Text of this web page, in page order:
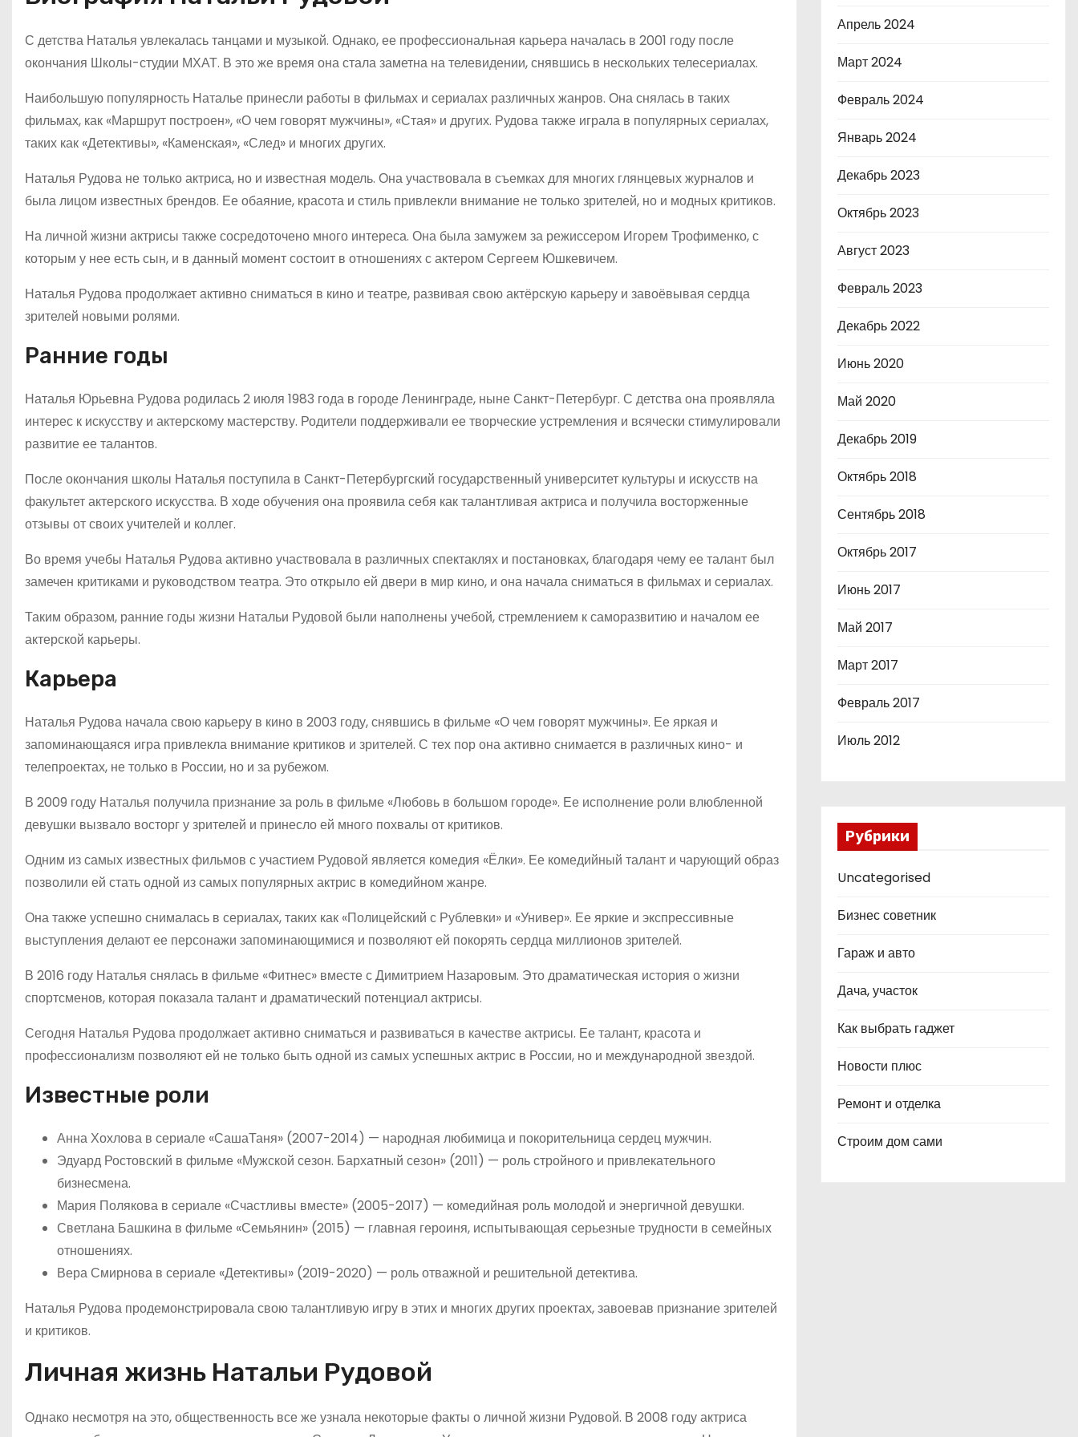
С детства Наталья увлекалась танцами и музыкой. Однако, ее профессиональная карьера началась в 2001 году после
окончания Школы-студии МХАТ. В это же время она стала заметна на телевидении, снявшись в нескольких телесериалах.
Наибольшую популярность Наталье принесли работы в фильмах и сериалах различных жанров. Она снялась в таких
фильмах, как «Маршрут построен», «О чем говорят мужчины», «Стая» и других. Рудова также играла в популярных сериалах,
таких как «Детективы», «Каменская», «След» и многих других.
Наталья Рудова не только актриса, но и известная модель. Она участвовала в съемках для многих глянцевых журналов и
была лицом известных брендов. Ее обаяние, красота и стиль привлекли внимание не только зрителей, но и модных критиков.
На личной жизни актрисы также сосредоточено много интереса. Она была замужем за режиссером Игорем Трофименко, с
которым у нее есть сын, и в данный момент состоит в отношениях с актером Сергеем Юшкевичем.
Наталья Рудова продолжает активно сниматься в кино и театре, развивая свою актёрскую карьеру и завоёвывая сердца
зрителей новыми ролями.
Ранние годы
Наталья Юрьевна Рудова родилась 2 июля 1983 года в городе Ленинграде, ныне Санкт-Петербург. С детства она проявляла
интерес к искусству и актерскому мастерству. Родители поддерживали ее творческие устремления и всячески стимулировали
развитие ее талантов.
После окончания школы Наталья поступила в Санкт-Петербургский государственный университет культуры и искусств на
факультет актерского искусства. В ходе обучения она проявила себя как талантливая актриса и получила восторженные
отзывы от своих учителей и коллег.
Во время учебы Наталья Рудова активно участвовала в различных спектаклях и постановках, благодаря чему ее талант был
замечен критиками и руководством театра. Это открыло ей двери в мир кино, и она начала сниматься в фильмах и сериалах.
Таким образом, ранние годы жизни Натальи Рудовой были наполнены учебой, стремлением к саморазвитию и началом ее
актерской карьеры.
Карьера
Наталья Рудова начала свою карьеру в кино в 2003 году, снявшись в фильме «О чем говорят мужчины». Ее яркая и
запоминающаяся игра привлекла внимание критиков и зрителей. С тех пор она активно снимается в различных кино- и
телепроектах, не только в России, но и за рубежом.
В 2009 году Наталья получила признание за роль в фильме «Любовь в большом городе». Ее исполнение роли влюбленной
девушки вызвало восторг у зрителей и принесло ей много похвалы от критиков.
Одним из самых известных фильмов с участием Рудовой является комедия «Ёлки». Ее комедийный талант и чарующий образ
позволили ей стать одной из самых популярных актрис в комедийном жанре.
Она также успешно снималась в сериалах, таких как «Полицейский с Рублевки» и «Универ». Ее яркие и экспрессивные
выступления делают ее персонажи запоминающимися и позволяют ей покорять сердца миллионов зрителей.
В 2016 году Наталья снялась в фильме «Фитнес» вместе с Димитрием Назаровым. Это драматическая история о жизни
спортсменов, которая показала талант и драматический потенциал актрисы.
Сегодня Наталья Рудова продолжает активно сниматься и развиваться в качестве актрисы. Ее талант, красота и
профессионализм позволяют ей не только быть одной из самых успешных актрис в России, но и международной звездой.
Известные роли
Анна Хохлова в сериале «СашаТаня» (2007-2014) — народная любимица и покорительница сердец мужчин.
Эдуард Ростовский в фильме «Мужской сезон. Бархатный сезон» (2011) — роль стройного и привлекательного
бизнесмена.
Мария Полякова в сериале «Счастливы вместе» (2005-2017) — комедийная роль молодой и энергичной девушки.
Светлана Башкина в фильме «Семьянин» (2015) — главная героиня, испытывающая серьезные трудности в семейных
отношениях.
Вера Смирнова в сериале «Детективы» (2019-2020) — роль отважной и решительной детектива.
Наталья Рудова продемонстрировала свою талантливую игру в этих и многих других проектах, завоевав признание зрителей
и критиков.
Личная жизнь Натальи Рудовой
Однако несмотря на это, общественность все же узнала некоторые факты о личной жизни Рудовой. В 2008 году актриса
Апрель 2024
Март 2024
Февраль 2024
Январь 2024
Декабрь 2023
Октябрь 2023
Август 2023
Февраль 2023
Декабрь 2022
Июнь 2020
Май 2020
Декабрь 2019
Октябрь 2018
Сентябрь 2018
Октябрь 2017
Июнь 2017
Май 2017
Март 2017
Февраль 2017
Июль 2012
Рубрики
Uncategorised
Бизнес советник
Гараж и авто
Дача, участок
Как выбрать гаджет
Новости плюс
Ремонт и отделка
Строим дом сами